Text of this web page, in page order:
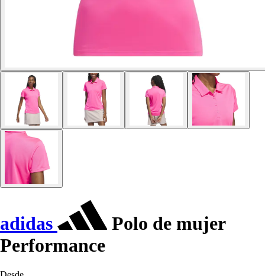
adidas
Polo de mujer
Performance